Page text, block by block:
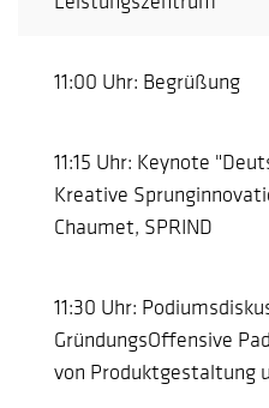
11:00 Uhr: Begrüßung
11:15 Uhr: Keynote
Kreative
Chaumet, SPRIND
11:30 Uhr:
GründungsOffensive
von Produktgestaltung